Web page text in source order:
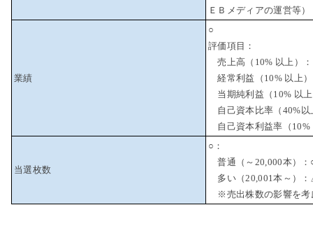
ＥＢメディアの運営等）
業績
○
評価項目：
売上高（10% 以上）
経常利益（10% 以上
当期純利益（10% 以
自己資本比率（40%
自己資本利益率（10%
当選枚数
○：
普通（～20,000本）
多い（20,001本～）
※売出株数の影響を考